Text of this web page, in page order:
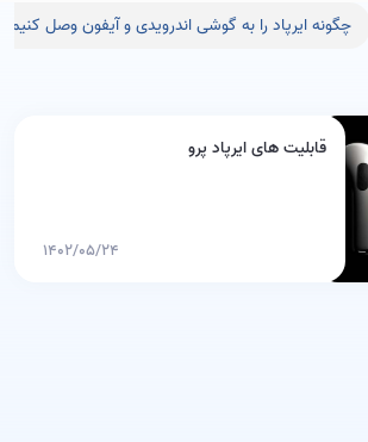
چگونه ایرپاد را به گوشی اندرویدی و آیفون وصل کنیم
قابلیت های ایرپاد پرو
۱۴۰۲/۰۵/۲۴